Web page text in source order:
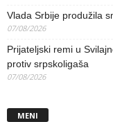
Vlada Srbije produžila
07/08/2026
Prijateljski remi u
protiv srpskoligaša
07/08/2026
MENI